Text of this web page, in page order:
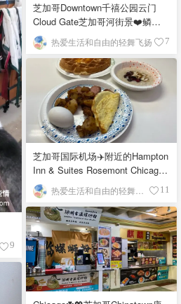
芝加哥Downtown千禧公园云门
Cloud Gate芝加哥河街景❤️鳞次
栉比的高楼
热爱生活和自由的轻舞飞扬 7
9
芝加哥国际机场✈️附近的Hampton
Inn & Suites Rosemont Chicago
O'Hare自助早餐
11